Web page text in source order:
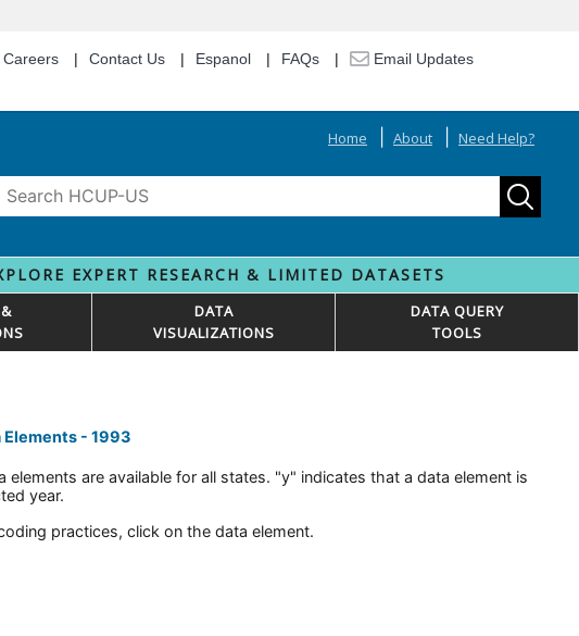
Careers Contact Us Espanol FAQs Email Updates
Home About Need Help?
EXPERT RESEARCH & LIMITED DATASETS
DATA
VISUALIZATIONS
DATA QUERY
TOOLS
Elements - 1993
are available for all states. "y" indicates that a data element is
year.
practices, click on the data element.